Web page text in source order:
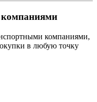
компаниями
компаниями,
в любую точку